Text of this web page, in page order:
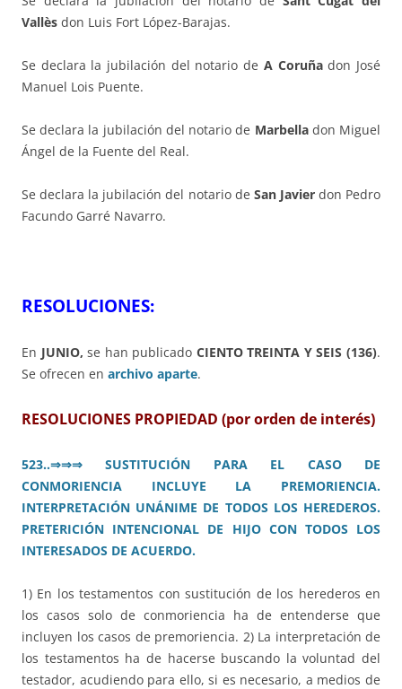
Vallès don Luis Fort López-Barajas.
Se declara la jubilación del notario de A Coruñadon José
Manuel Lois Puente.
Se declara la jubilación del notario de Marbelladon Miguel
Ángel de la Fuente del Real.
Se declara la jubilación del notario de San Javierdon Pedro
Facundo Garré Navarro.
RESOLUCIONES:
En JUNIO,se han publicado CIENTO TREINTA Y SEIS (136).
Se ofrecen en archivo aparte.
RESOLUCIONES PROPIEDAD (por orden de interés)
523..⇒⇒⇒ SUSTITUCIÓN PARA EL CASO DE
CONMORIENCIA INCLUYE LA PREMORIENCIA.
INTERPRETACIÓN UNÁNIME DE TODOS LOS HEREDEROS.
PRETERICIÓN INTENCIONAL DE HIJO CON TODOS LOS
INTERESADOS DE ACUERDO.
1) En los testamentos con sustitución de los herederos en
los casos solo de conmoriencia ha de entenderse que
incluyen los casos de premoriencia. 2) La interpretación de
los testamentos ha de hacerse buscando la voluntad del
testador, acudiendo para ello, si es necesario, a medios de